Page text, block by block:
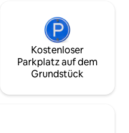
Kostenloser
Parkplatz auf dem
Grundstück